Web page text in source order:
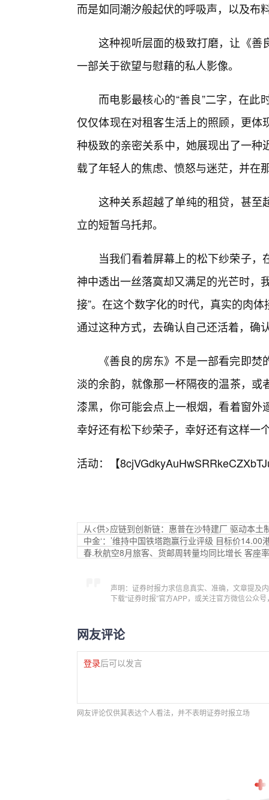
而是如同潮汐般起伏的呼吸声，以及布
这种视听层面的极致打磨，让《善
一部关于欲望与慰藉的私人影像。
而电影最核心的“善良”二字，在
仅仅体现在对租客生活上的照顾，更
种极致的亲密关系中，她展现出了一
载了年轻人的焦虑、愤怒与迷茫，并在
这种关系超越了单纯的租贷，甚至
立的短暂乌托邦。
当我们看着屏幕上的松下纱荣子
神中透出一丝落寞却又满足的光芒时，
接”。在这个数字化的时代，真实的肉
通过这种方式，去确认自己还活着，确
《善良的房东》不是一部看完即
淡的余韵，就像那一杯隔夜的温茶，
漆黑，你可能会点上一根烟，看着窗
幸好还有松下纱荣子，幸好还有这样一
活动：【
从<供>应链到创新链：惠普在沙特建厂 驱动本土
中金‘：’维持中国铁塔跑赢行业评级 目标价14.00
春.秋航空8月旅客、货邮周转量均同比增长 客座
声明：证券时报力求信息真实、准确，文章提及
下载“证券时报”官方APP，或关注官方微信公众
网友评论
登录后可以发言
网友评论仅供其表达个人看法，并不表明证券时报立场